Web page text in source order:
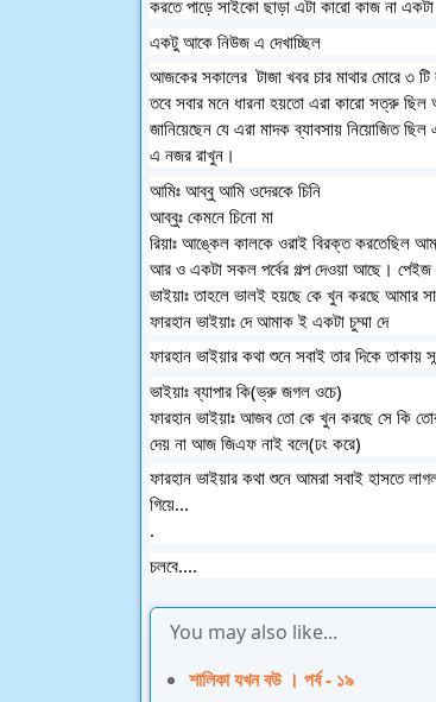
করতে পাড়ে সাইকো ছাড়া এটা কারো কাজ না
একটু আকে নিউজ এ দেখাচ্ছিল
আজকের সকালের  টাজা খবর চার মাথার মোরে ৩
তবে সবার মনে ধারনা হয়তো এরা কারো সত্রু ছিল
জানিয়েছেন যে এরা মাদক ব্যাবসায় নিয়োজিত
এ নজর রাখুন।
আমিঃ আব্বু আমি ওদেরকে চিনি
আব্বুঃ কেমনে চিনো মা
রিয়াঃ আঙ্কেল কালকে ওরাই বিরক্ত করতেছিল
আর ও একটা সকল পর্বের গল্প দেওয়া আছে।
ভাইয়াঃ তাহলে ভালই হয়ছে কে খুন করছে আমার
ফারহান ভাইয়াঃ দে আমাক ই একটা চুম্মা দে
ফারহান ভাইয়ার কথা শুনে সবাই তার দিকে তাকায়
ভাইয়াঃ ব্যাপার কি(ভ্রু জগল ওচে)
ফারহান ভাইয়াঃ আজব তো কে খুন করছে সে কি
দেয় না আজ জিএফ নাই বলে(ঢং করে)
ফারহান ভাইয়ার কথা শুনে আমরা সবাই হাসতে
গিয়ে...
.
চলবে....
You may also like...
শালিকা যখন বউ । পর্ব - ১৯